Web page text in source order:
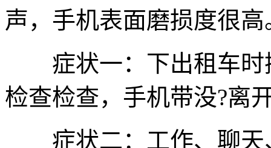
声，手机表面磨损度很高
症状一：下出租车时
检查检查，手机带没?离
症状二：工作、聊天